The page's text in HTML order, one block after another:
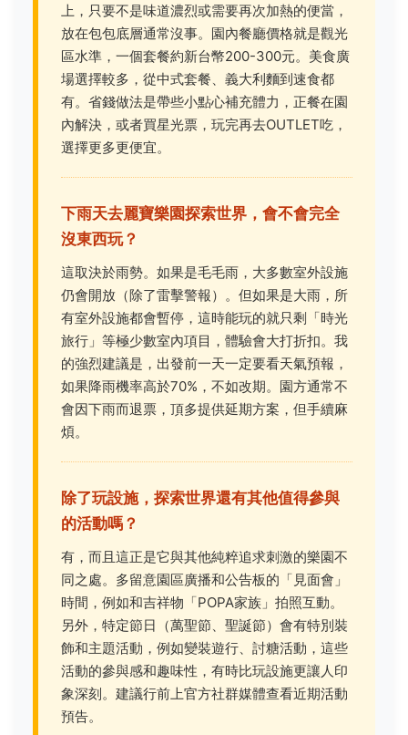
上，只要不是味道濃烈或需要再次加熱的便當，
放在包包底層通常沒事。園內餐廳價格就是觀光
區水準，一個套餐約新台幣200-300元。美食廣
場選擇較多，從中式套餐、義大利麵到速食都
有。省錢做法是帶些小點心補充體力，正餐在園
內解決，或者買星光票，玩完再去OUTLET吃，
選擇更多更便宜。
下雨天去麗寶樂園探索世界，會不會完全
沒東西玩？
這取決於雨勢。如果是毛毛雨，大多數室外設施
仍會開放（除了雷擊警報）。但如果是大雨，所
有室外設施都會暫停，這時能玩的就只剩「時光
旅行」等極少數室內項目，體驗會大打折扣。我
的強烈建議是，出發前一天一定要看天氣預報，
如果降雨機率高於70%，不如改期。園方通常不
會因下雨而退票，頂多提供延期方案，但手續麻
煩。
除了玩設施，探索世界還有其他值得參與
的活動嗎？
有，而且這正是它與其他純粹追求刺激的樂園不
同之處。多留意園區廣播和公告板的「見面會」
時間，例如和吉祥物「POPA家族」拍照互動。
另外，特定節日（萬聖節、聖誕節）會有特別裝
飾和主題活動，例如變裝遊行、討糖活動，這些
活動的參與感和趣味性，有時比玩設施更讓人印
象深刻。建議行前上官方社群媒體查看近期活動
預告。